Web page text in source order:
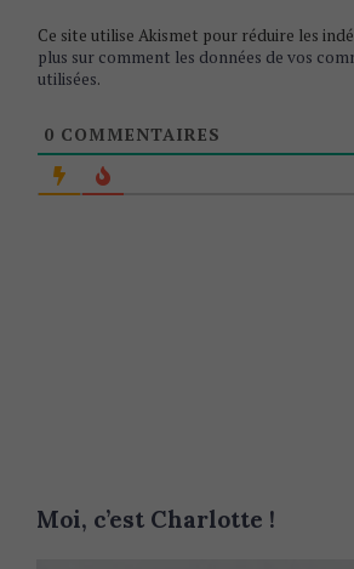
Moi, c’est Charlotte !
Ce site utilise Akismet pour réduire les
plus sur comment les données de vos
utilisées.
0 COMMENTAIRES